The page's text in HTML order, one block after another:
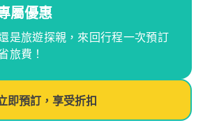
屬優惠
是旅遊探親，來回行程一次預訂
旅費！
即預訂，享受折扣